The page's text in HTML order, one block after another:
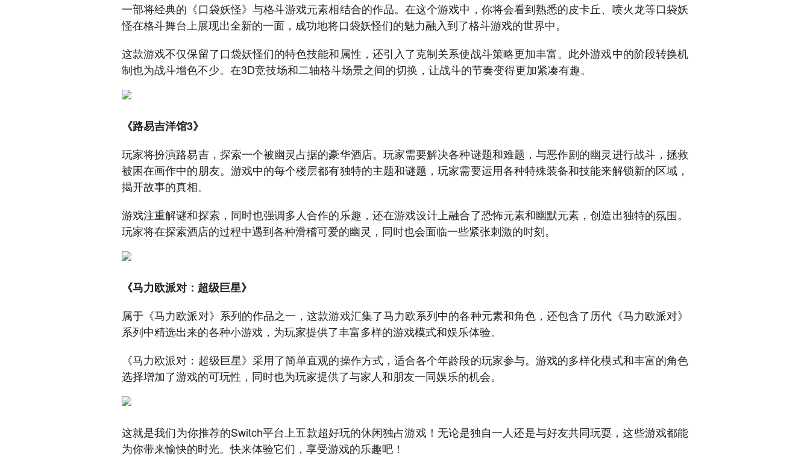
一部将经典的《口袋妖怪》与格斗游戏元素相结合的作品。在这个游戏中，你将会看到熟悉的皮卡丘、喷火龙等口袋妖
怪在格斗舞台上展现出全新的一面，成功地将口袋妖怪们的魅力融入到了格斗游戏的世界中。
这款游戏不仅保留了口袋妖怪们的特色技能和属性，还引入了克制关系使战斗策略更加丰富。此外游戏中的阶段转换机
制也为战斗增色不少。在3D竞技场和二轴格斗场景之间的切换，让战斗的节奏变得更加紧凑有趣。
《路易吉洋馆3》
玩家将扮演路易吉，探索一个被幽灵占据的豪华酒店。玩家需要解决各种谜题和难题，与恶作剧的幽灵进行战斗，拯救
被困在画作中的朋友。游戏中的每个楼层都有独特的主题和谜题，玩家需要运用各种特殊装备和技能来解锁新的区域，
揭开故事的真相。
游戏注重解谜和探索，同时也强调多人合作的乐趣，还在游戏设计上融合了恐怖元素和幽默元素，创造出独特的氛围。
玩家将在探索酒店的过程中遇到各种滑稽可爱的幽灵，同时也会面临一些紧张刺激的时刻。
《马力欧派对：超级巨星》
属于《马力欧派对》系列的作品之一，这款游戏汇集了马力欧系列中的各种元素和角色，还包含了历代《马力欧派对》
系列中精选出来的各种小游戏，为玩家提供了丰富多样的游戏模式和娱乐体验。
《马力欧派对：超级巨星》采用了简单直观的操作方式，适合各个年龄段的玩家参与。游戏的多样化模式和丰富的角色
选择增加了游戏的可玩性，同时也为玩家提供了与家人和朋友一同娱乐的机会。
这就是我们为你推荐的Switch平台上五款超好玩的休闲独占游戏！无论是独自一人还是与好友共同玩耍，这些游戏都能
为你带来愉快的时光。快来体验它们，享受游戏的乐趣吧！